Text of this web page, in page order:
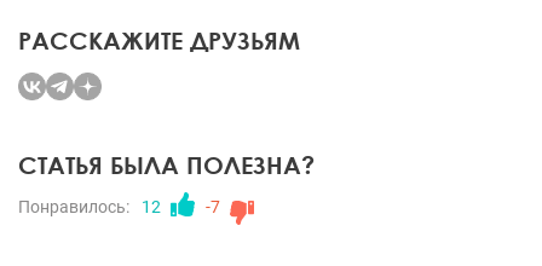
РАССКАЖИТЕ ДРУЗЬЯМ
СТАТЬЯ БЫЛА ПОЛЕЗНА?
Понравилось: 12 -7